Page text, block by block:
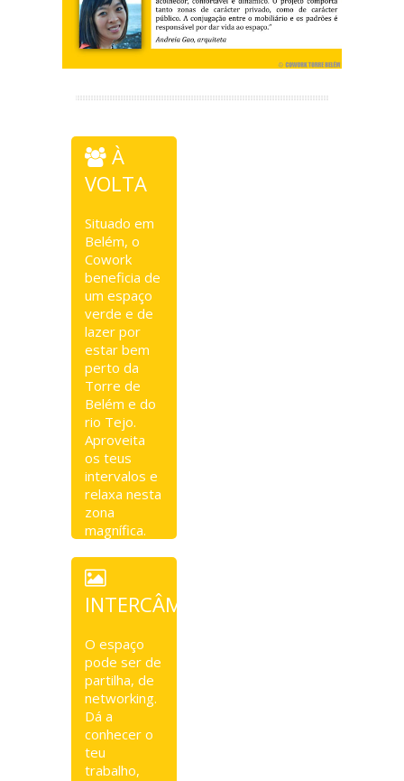
À
VOLTA
Situado em
Belém, o
Cowork
beneficia de
um espaço
verde e de
lazer por
estar bem
perto da
Torre de
Belém e do
rio Tejo.
Aproveita
os teus
intervalos e
relaxa nesta
zona
magnífica.
INTERCÂMBIO
O espaço
pode ser de
partilha, de
networking.
Dá a
conhecer o
teu
trabalho,